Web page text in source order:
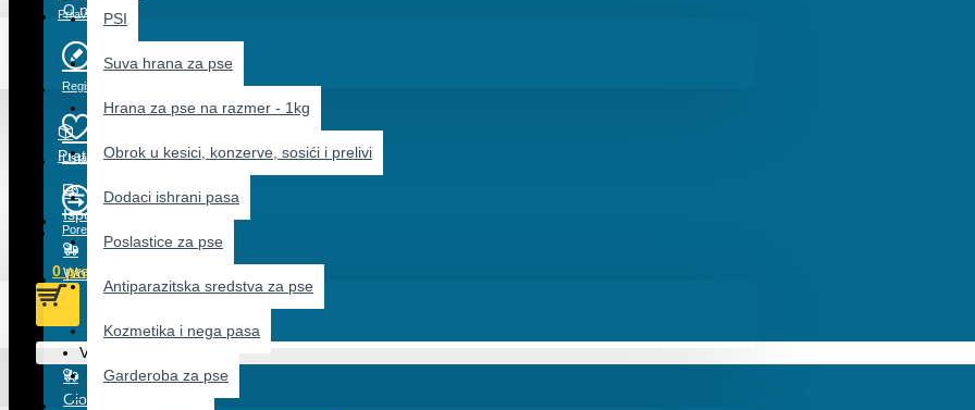
O nama
Prati pošiljku
Isporuka
Wolt
Glovo
PSI
Suva hrana za pse
Hrana za pse na razmer - 1kg
Obrok u kesici, konzerve, sosići i prelivi
Dodaci ishrani pasa
Poslastice za pse
Antiparazitska sredstva za pse
Kozmetika i nega pasa
Garderoba za pse
Prijava
Registracija
Lista želja
Poređenje
0 predmet(a) - 0,00 RSD
Vaša korpa je prazna!